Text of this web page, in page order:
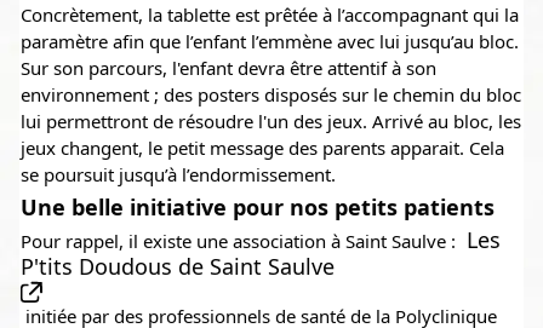
Concrètement, la tablette est prêtée à l’accompagnant qui la
paramètre afin que l’enfant l’emmène avec lui jusqu’au bloc.
Sur son parcours, l'enfant devra être attentif à son
environnement ; des posters disposés sur le chemin du bloc
lui permettront de résoudre l'un des jeux. Arrivé au bloc, les
jeux changent, le petit message des parents apparait. Cela
se poursuit jusqu’à l’endormissement.
Une belle initiative pour nos petits patients
Pour rappel, il existe une association à Saint Saulve : Les
P'tits Doudous de Saint Saulve